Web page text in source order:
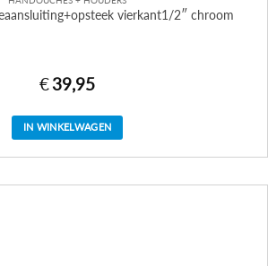
vierkant1/2″ chroom
€39,95
IN WINKELWAGEN